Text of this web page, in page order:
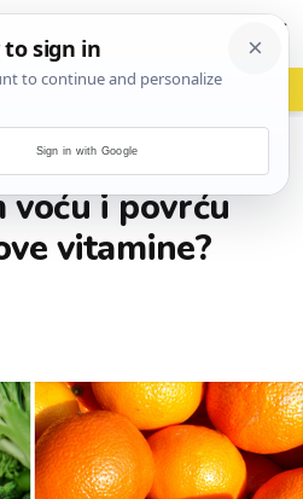
vrh! woot?!
voću i povrću
vitamine?
Sign in with Google